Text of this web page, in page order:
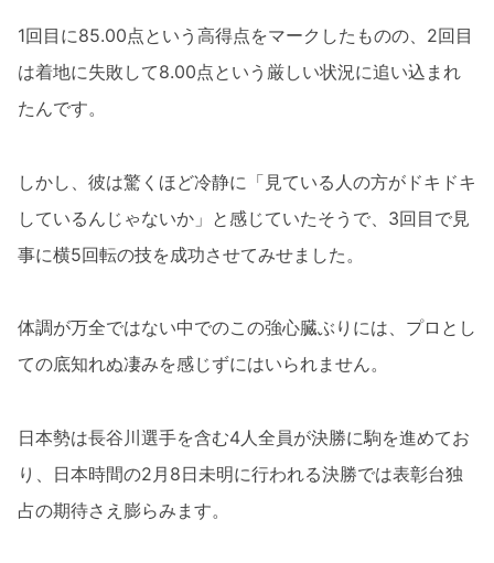
1回目に85.00点という高得点をマークしたものの、2回目
は着地に失敗して8.00点という厳しい状況に追い込まれ
たんです。
しかし、彼は驚くほど冷静に「見ている人の方がドキドキ
しているんじゃないか」と感じていたそうで、3回目で見
事に横5回転の技を成功させてみせました。
体調が万全ではない中でのこの強心臓ぶりには、プロとし
ての底知れぬ凄みを感じずにはいられません。
日本勢は長谷川選手を含む4人全員が決勝に駒を進めてお
り、日本時間の2月8日未明に行われる決勝では表彰台独
占の期待さえ膨らみます。